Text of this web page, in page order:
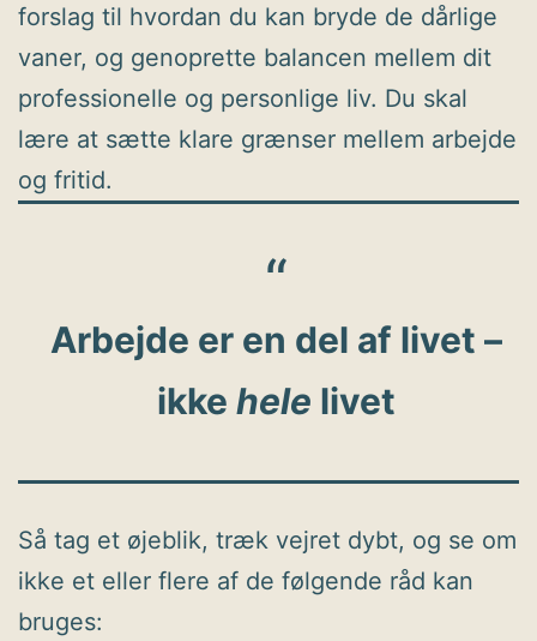
forslag til hvordan du kan bryde de dårlige
vaner, og genoprette balancen mellem dit
professionelle og personlige liv. Du skal
lære at sætte klare grænser mellem arbejde
og fritid.
Arbejde er en del af livet –
ikke hele livet
Så tag et øjeblik, træk vejret dybt, og se om
ikke et eller flere af de følgende råd kan
bruges: